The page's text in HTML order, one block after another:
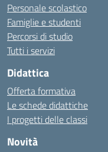
Personale scolastico
Famiglie e studenti
Percorsi di studio
Tutti i servizi
Didattica
Offerta formativa
Le schede didattiche
I progetti delle classi
Novità